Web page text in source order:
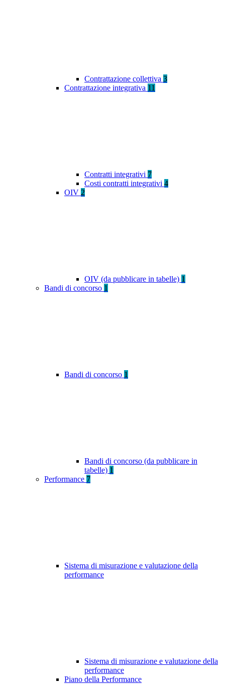
Contrattazione collettiva 3
Contrattazione integrativa 11
Contratti integrativi 7
Costi contratti integrativi 4
OIV 2
OIV (da pubblicare in tabelle) 1
Bandi di concorso 1
Bandi di concorso 1
Bandi di concorso (da pubblicare in
tabelle) 1
Performance 7
Sistema di misurazione e valutazione della
performance
Sistema di misurazione e valutazione della
performance
Piano della Performance